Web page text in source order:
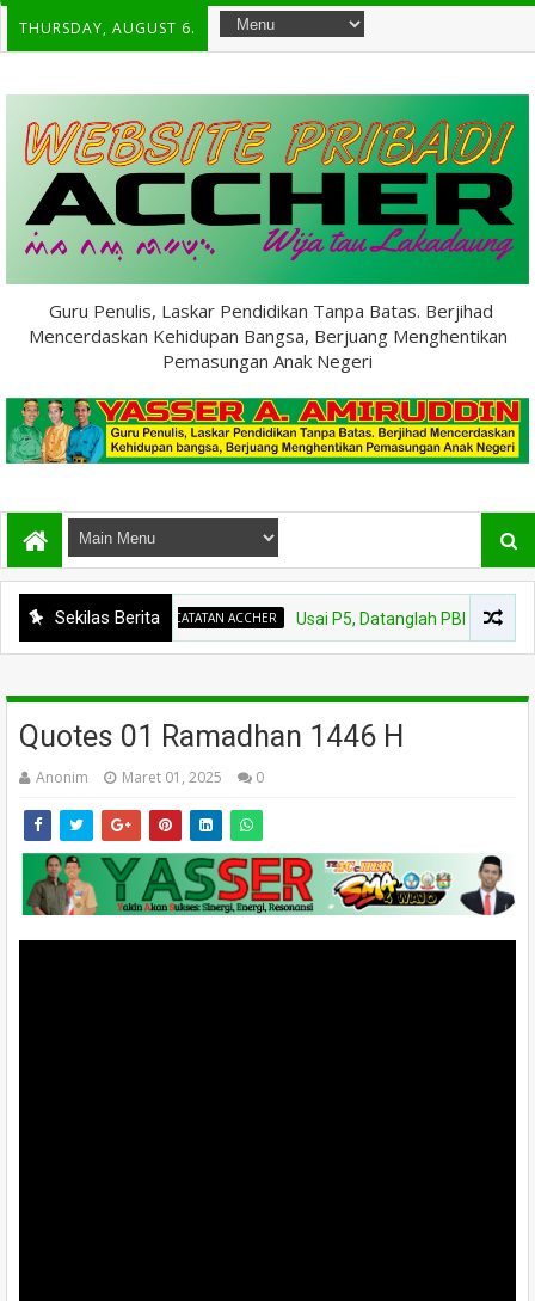
THURSDAY, AUGUST 6.
Guru Penulis, Laskar Pendidikan Tanpa Batas. Berjihad
Mencerdaskan Kehidupan Bangsa, Berjuang Menghentikan
Pemasungan Anak Negeri
Sekilas BeritaCATATAN ACCHER Usai P5, Datanglah PBP:
Quotes 01 Ramadhan 1446 H
Anonim Maret 01, 2025 0